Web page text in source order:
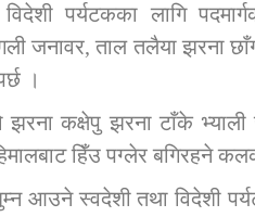
पर्यटकका लागि
जनावर, ताल तलैया झरना
।
झरना कक्षेपु झरना टाँके
हिँउ पग्लेर बगिरहने
आउने स्वदेशी तथा विदेशी